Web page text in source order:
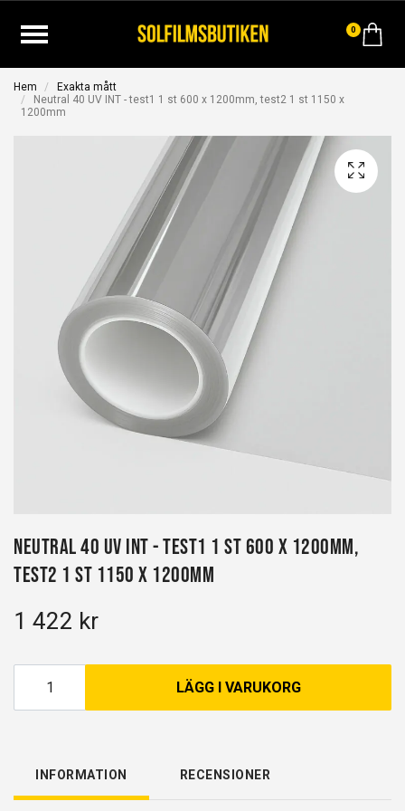
0
Hem
Exakta mått
Neutral 40 UV INT - test1 1 st 600 x 1200mm, test2 1 st 1150 x
1200mm
Neutral 40 UV INT - test1 1 st 600 x 1200mm,
test2 1 st 1150 x 1200mm
1 422 kr
LÄGG I VARUKORG
INFORMATION RECENSIONER